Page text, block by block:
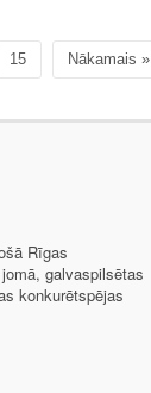
15 Nākamais »
Rīgas
galvaspilsētas
konkurētspējas